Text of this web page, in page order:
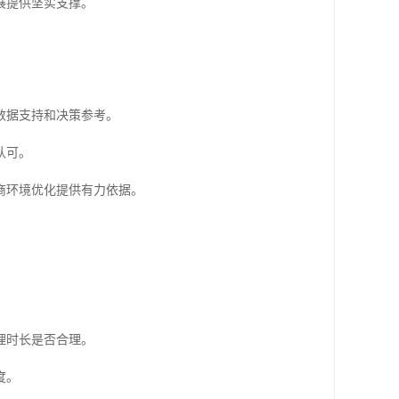
供坚实支撑。
支持和决策参考。
。
境优化提供有力依据。
长是否合理。